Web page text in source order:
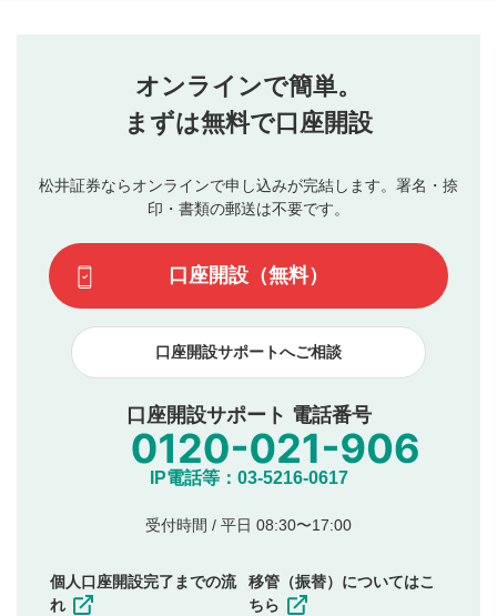
投稿するボタン
星で評価をすると投稿できます。（お名前とコメント
3
動画の評価
です）
行ってください。
当社は、利用者同士、もしくは利用者と第三者間のトラ
ブルによって生じた損害に対して一切の責任を負いませ
評価およびコメントは当社にて審査のうえ、掲載となり
ます。掲載されるまでに日数がかかる場合や掲載されない
てはお答えできません。各動画コンテンツへの掲載をもっ
て結果のご連絡といたします。ご了承ください。
下記の項目に該当すると判断された投稿内容は、掲載を
見合わせる場合がございます。
本動画コンテンツとは無関係の内容の投稿
他者への誹謗中傷や差別的表現投稿
公序良俗に反する内容の投稿
氏名、住所、電話番号など個人を特定できる情報の
他のサイトへの誘導や営利目的、広告・宣伝を目
他者の権利（商標、著作権、その他の知的財産
その他当社が不適切と判断した投稿
オンラインで簡単。
まずは無料で口座開設
松井証券ならオンラインで申し込みが完結します。署名・捺
印・書類の郵送は不要です。
口座開設（無料）
口座開設サポートへご相談
口座開設サポート 電話番号
IP電話等：03-5216-0617
受付時間 / 平日 08:30〜17:00
個人口座開設完了までの流
れ
移管（振替）についてはこ
ちら